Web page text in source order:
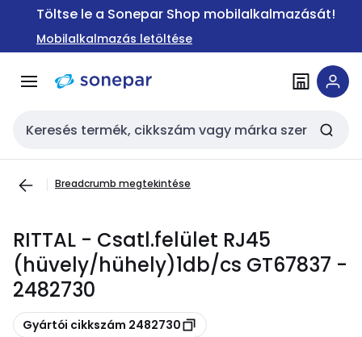
Ugrás a
Ugrás a
tartalomra
Töltse le a Sonepar Shop mobilalkalmazását!
Mobilalkalmazás letöltése
Keresési bemenet
Breadcrumb megtekintése
RITTAL - Csatl.felület RJ45
(hüvely/hühely)1db/cs GT67837 -
2482730
Másolás
Gyártói cikkszám 2482730